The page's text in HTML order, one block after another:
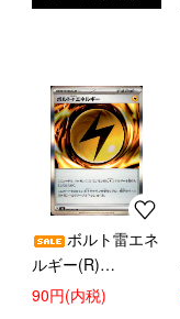
ボルト雷エネ
ルギー(R)
(080/081)
90円(内税)